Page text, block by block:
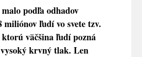
podľa odhadov
miliónov ľudí vo svete tzv.
väčšina ľudí pozná
krvný tlak. Len